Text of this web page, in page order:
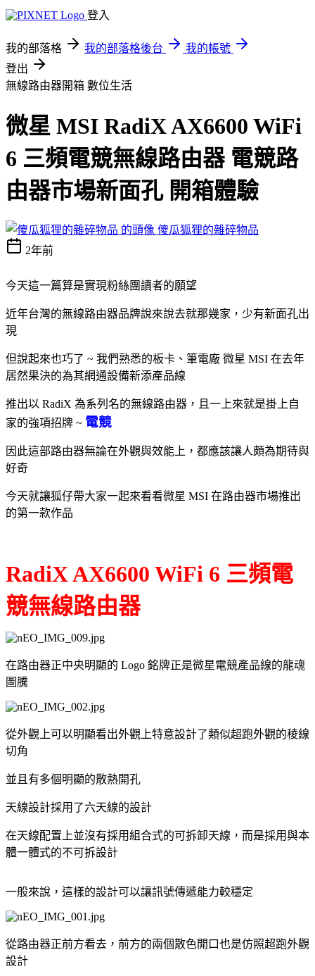
登入
我的部落格 我的部落格後台
我的帳號
登出
無線路由器開箱 數位生活
微星 MSI RadiX AX6600 WiFi
6 三頻電競無線路由器 電競路
由器市場新面孔 開箱體驗
傻瓜狐狸的雜碎物品
2年前
今天這一篇算是實現粉絲團讀者的願望
近年台灣的無線路由器品牌說來說去就那幾家，少有新面孔出
現
但說起來也巧了 ~ 我們熟悉的板卡、筆電廠 微星 MSI 在去年
居然果決的為其網通設備新添產品線
推出以 RadiX 為系列名的無線路由器，且一上來就是掛上自
家的強項招牌 ~ 電競
因此這部路由器無論在外觀與效能上，都應該讓人頗為期待與
好奇
今天就讓狐仔帶大家一起來看看微星 MSI 在路由器市場推出
的第一款作品
RadiX AX6600 WiFi 6 三頻電
競無線路由器
在路由器正中央明顯的 Logo 銘牌正是微星電競產品線的龍魂
圖騰
從外觀上可以明顯看出外觀上特意設計了類似超跑外觀的稜線
切角
並且有多個明顯的散熱開孔
天線設計採用了六天線的設計
在天線配置上並沒有採用組合式的可拆卸天線，而是採用與本
體一體式的不可拆設計
一般來說，這樣的設計可以讓訊號傳遞能力較穩定
從路由器正前方看去，前方的兩個散色開口也是仿照超跑外觀
設計